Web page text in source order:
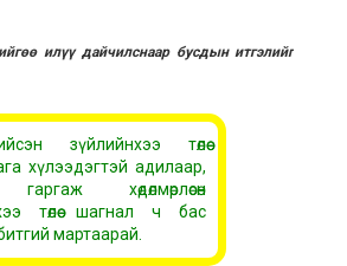
илүү дайчилснаар бусдын итгэлийг
зүйлийнхээ төлөө
хүлээдэгтэй адилаар,
хөдөлмөрлөсөн
төлөө шагнал ч бас
мартаарай.